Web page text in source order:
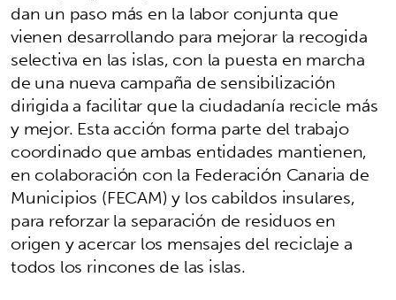
dan un paso más en la labor conjunta que
vienen desarrollando para mejorar la recogida
selectiva en las islas, con la puesta en marcha
de una nueva campaña de sensibilización
dirigida a facilitar que la ciudadanía recicle más
y mejor. Esta acción forma parte del trabajo
coordinado que ambas entidades mantienen,
en colaboración con la Federación Canaria de
Municipios (FECAM) y los cabildos insulares,
para reforzar la separación de residuos en
origen y acercar los mensajes del reciclaje a
todos los rincones de las islas.